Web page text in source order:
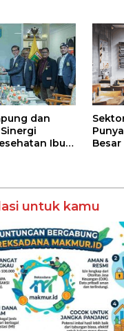
dan
Ibu
Besar
untuk kamu